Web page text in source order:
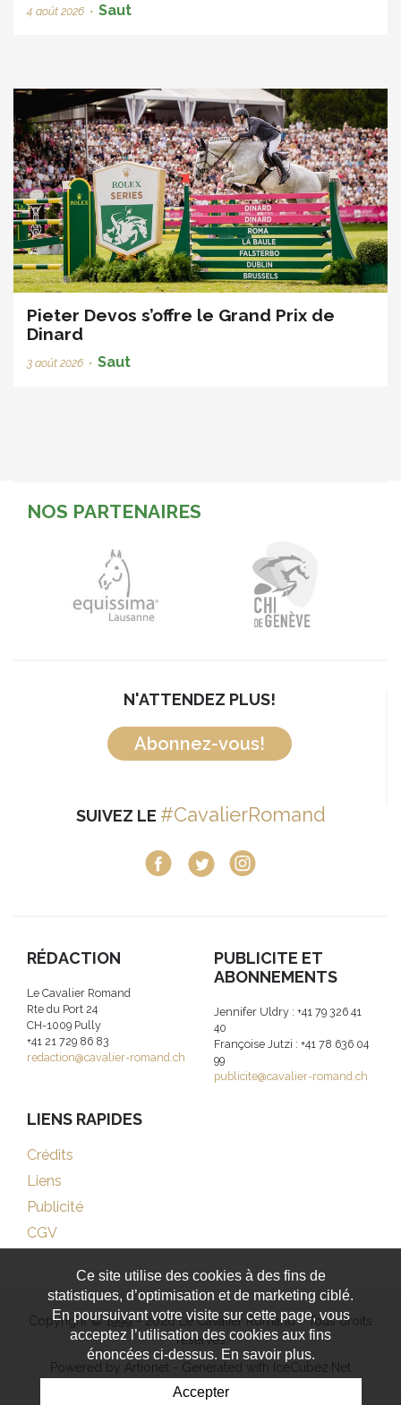
4 août 2026 • Saut
Pieter Devos s’offre le Grand Prix de
Dinard
3 août 2026 • Saut
NOS PARTENAIRES
N'ATTENDEZ PLUS!
Abonnez-vous!
SUIVEZ LE #CavalierRomand
RÉDACTION
Le Cavalier Romand
Rte du Port 24
CH-1009 Pully
+41 21 729 86 83
redaction@cavalier-romand.ch
PUBLICITE ET
ABONNEMENTS
Jennifer Uldry : +41 79 326 41
40
Françoise Jutzi : +41 78 636 04
99
publicite@cavalier-romand.ch
LIENS RAPIDES
Crédits
Liens
Publicité
CGV
Copyright © 1999 - 2026 Le Cavalier Romand - Tous droits
réservés
Powered by Artionet - Generated with IceCube2.Net
Ce site utilise des cookies à des fins de
statistiques, d’optimisation et de marketing ciblé.
En poursuivant votre visite sur cette page, vous
acceptez l’utilisation des cookies aux fins
énoncées ci-dessus. En savoir plus.
Accepter